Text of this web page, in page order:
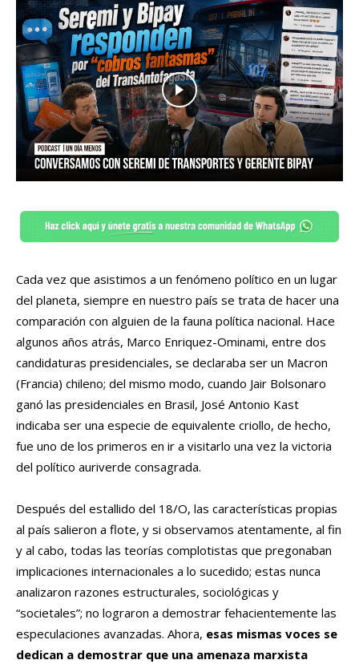
Cada vez que asistimos a un fenómeno político en un lugar
del planeta, siempre en nuestro país se trata de hacer una
comparación con alguien de la fauna política nacional. Hace
algunos años atrás, Marco Enriquez-Ominami, entre dos
candidaturas presidenciales, se declaraba ser un Macron
(Francia) chileno; del mismo modo, cuando Jair Bolsonaro
ganó las presidenciales en Brasil, José Antonio Kast
indicaba ser una especie de equivalente criollo, de hecho,
fue uno de los primeros en ir a visitarlo una vez la victoria
del político auriverde consagrada.
Después del estallido del 18/O, las características propias
al país salieron a flote, y si observamos atentamente, al fin
y al cabo, todas las teorías complotistas que pregonaban
implicaciones internacionales a lo sucedido; estas nunca
analizaron razones estructurales, sociológicas y
“societales”; no lograron a demostrar fehacientemente las
especulaciones avanzadas. Ahora, esas mismas voces se
dedican a demostrar que una amenaza marxista